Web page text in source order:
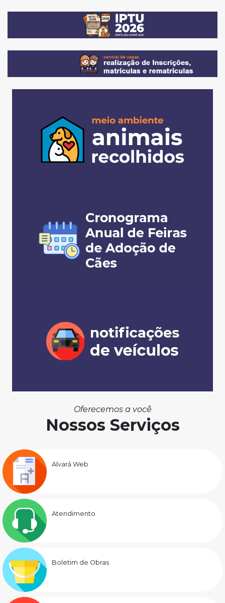
Oferecemos a você
Nossos Serviços
Alvará Web
Atendimento
Boletim de Obras